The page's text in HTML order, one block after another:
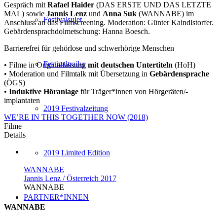
Festivalsujet
Festivaltrailer
2019 Festivalzeitung
2019 Limited Edition
PARTNER*INNEN
Gespräch mit Rafael Haider (DAS ERSTE UND DAS LETZTE
MAL) sowie Jannis Lenz und Anna Suk (WANNABE) im
Anschluss an das Filmscreening. Moderation: Günter Kaindlstorfer.
Gebärdensprachdolmetschung: Hanna Boesch.
Barrierefrei für gehörlose und schwerhörige Menschen
• Filme in Originalfassung mit deutschen Untertiteln (HoH)
• Moderation und Filmtalk mit Übersetzung in Gebärdensprache
(ÖGS)
• Induktive Höranlage für Träger*innen von Hörgeräten/-
implantaten
WE’RE IN THIS TOGETHER NOW (2018)
Filme
Details
WANNABE
Jannis Lenz / Österreich 2017
WANNABE
WANNABE